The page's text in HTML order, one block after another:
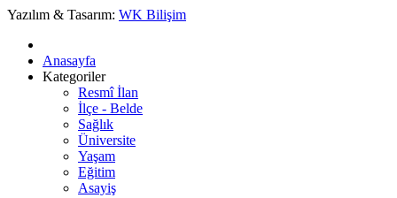
Yazılım & Tasarım: WK Bilişim
Anasayfa
Kategoriler
Resmî İlan
İlçe - Belde
Sağlık
Üniversite
Yaşam
Eğitim
Asayiş